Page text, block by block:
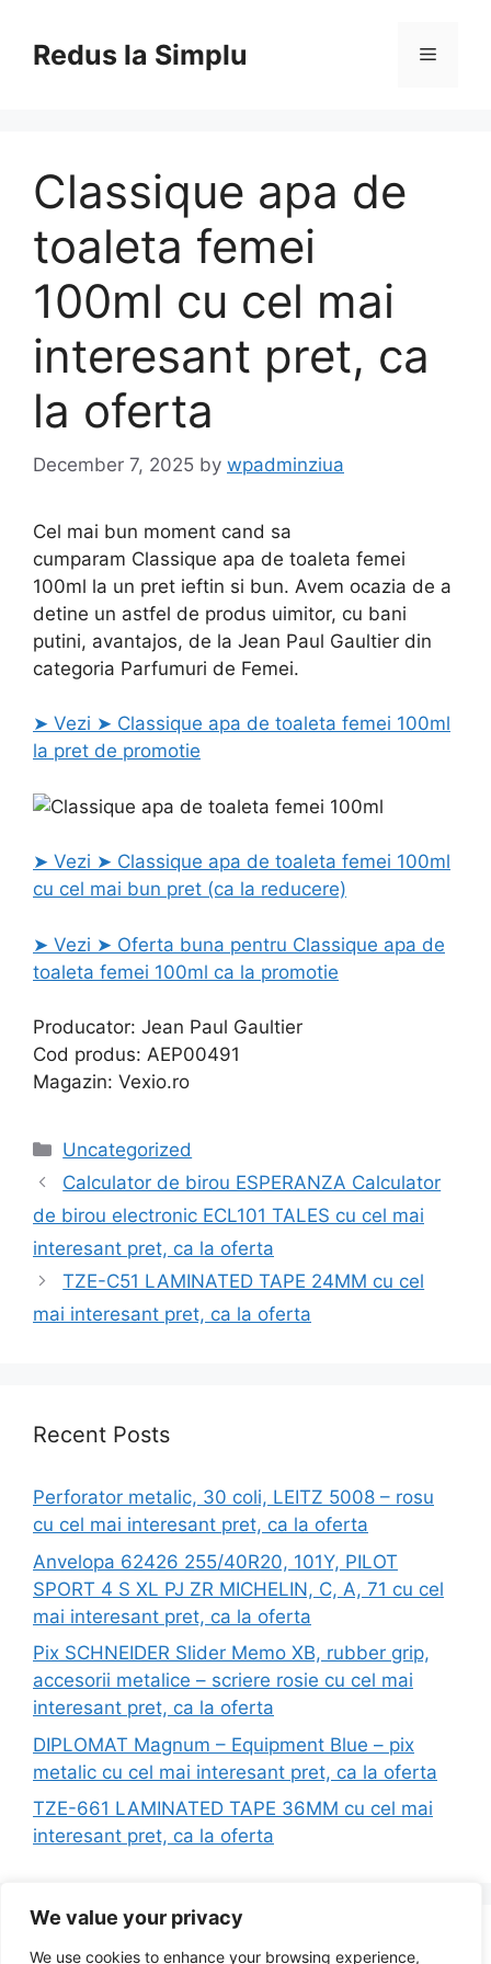
We value your privacy
We use cookies to enhance your browsing experience,
contentRedus la Simplu Menu
Classique apa de
toaleta femei
100ml cu cel mai
interesant pret, ca
la oferta
December 7, 2025 by wpadminziua
Cel mai bun moment cand sa
cumparam Classique apa de toaleta femei
100ml la un pret ieftin si bun. Avem ocazia de a
detine un astfel de produs uimitor, cu bani
putini, avantajos, de la Jean Paul Gaultier din
categoria Parfumuri de Femei.
➤ Vezi ➤ Classique apa de toaleta femei 100ml
la pret de promotie
➤ Vezi ➤ Classique apa de toaleta femei 100ml
cu cel mai bun pret (ca la reducere)
➤ Vezi ➤ Oferta buna pentru Classique apa de
toaleta femei 100ml ca la promotie
Producator: Jean Paul Gaultier
Cod produs: AEP00491
Magazin: Vexio.ro
Categories
Uncategorized
Calculator de birou ESPERANZA Calculator
de birou electronic ECL101 TALES cu cel mai
interesant pret, ca la oferta
TZE-C51 LAMINATED TAPE 24MM cu cel
mai interesant pret, ca la oferta
Recent Posts
Perforator metalic, 30 coli, LEITZ 5008 – rosu
cu cel mai interesant pret, ca la oferta
Anvelopa 62426 255/40R20, 101Y, PILOT
SPORT 4 S XL PJ ZR MICHELIN, C, A, 71 cu cel
mai interesant pret, ca la oferta
Pix SCHNEIDER Slider Memo XB, rubber grip,
accesorii metalice – scriere rosie cu cel mai
interesant pret, ca la oferta
DIPLOMAT Magnum – Equipment Blue – pix
metalic cu cel mai interesant pret, ca la oferta
TZE-661 LAMINATED TAPE 36MM cu cel mai
interesant pret, ca la oferta
Search